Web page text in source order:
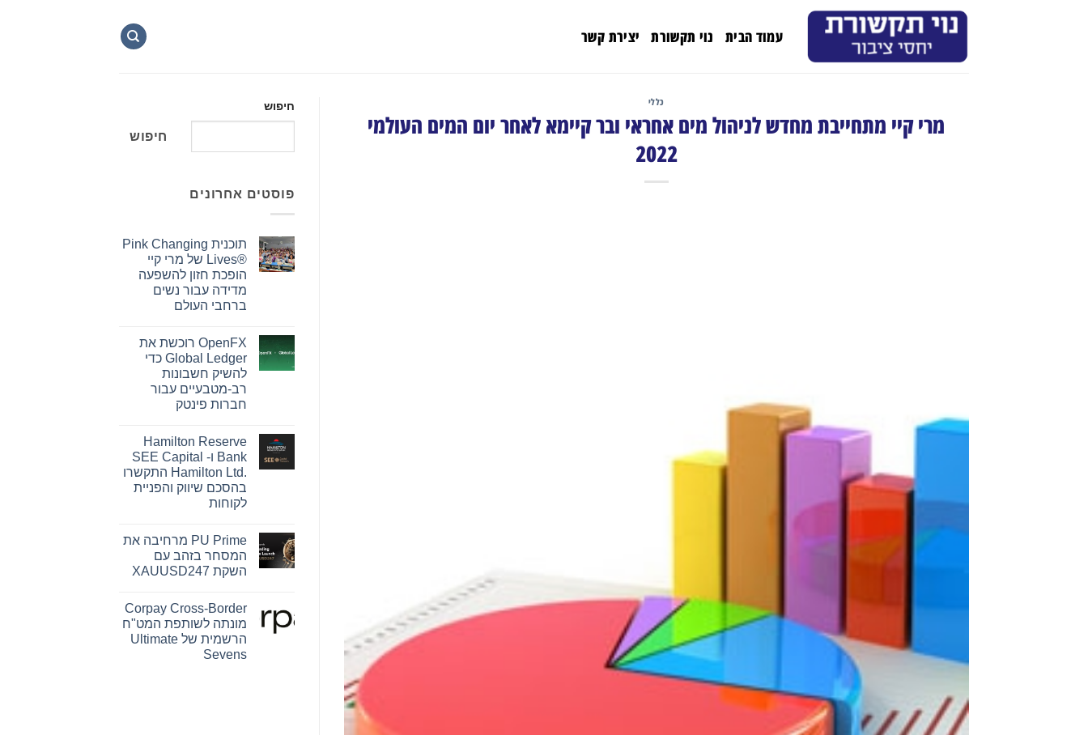
עמוד הבית נוי תקשורת יצירת קשר
כללי
מרי קיי מתחייבת מחדש לניהול מים אחראי ובר קיימא לאחר יום המים העולמי
2022
חיפוש
חיפוש
פוסטים אחרונים
תוכנית Pink Changing
Lives®‎ של מרי קיי
הופכת חזון להשפעה
מדידה עבור נשים
ברחבי העולם
על
תוכנית
Pink
Changing
Lives®‎
של
מרי
חזון
להשפעה
מדידה
עבור
נשים
ברחבי
העולם
OpenFX רוכשת את
Global Ledger כדי
להשיק חשבונות
רב-מטבעיים עבור
חברות פינטק
על
OpenFX
רוכשת
את
Global
Ledger
כדי
רב-מטבעיים
עבור
חברות
פינטק
Hamilton Reserve
Bank ו- SEE Capital
Hamilton Ltd.‎ התקשרו
בהסכם שיווק והפניית
לקוחות
על
Hamilton
Reserve
Bank
Capital
Hamilton
Ltd.‎
התקשרו
בהסכם
שיווק
PU Prime מרחיבה את
המסחר בזהב עם
השקת XAUUSD247
על
PU
Prime
מרחיבה
את
המסחר
Corpay Cross-Border
מונתה לשותפת המט"ח
הרשמית של Ultimate
Sevens